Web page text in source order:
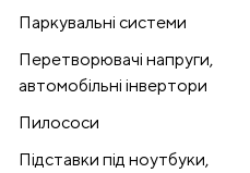
Паркувальні системи
Перетворювачі напруги,
автомобільні інвертори
Пилососи
Підставки під ноутбуки,